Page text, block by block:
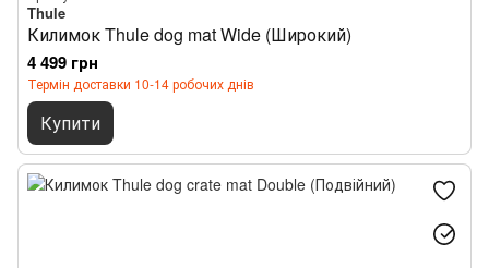
Thule
Килимок Thule dog mat Wide (Широкий)
4 499 грн
Термін доставки 10-14 робочих днів
Купити